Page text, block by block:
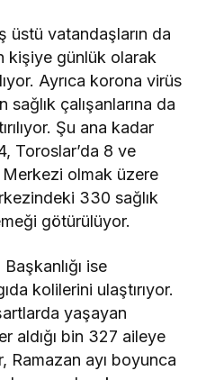
üstü vatandaşların da
kişiye günlük olarak
Ayrıca korona virüs
çalışanlarına da
Şu ana kadar
Toroslar’da 8 ve
Merkezi olmak üzere
330 sağlık
götürülüyor.
ise
kolilerini ulaştırıyor.
yaşayan
aldığı bin 327 aileye
Ramazan ayı boyunca